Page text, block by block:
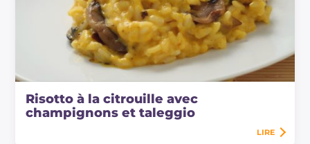
Risotto à la citrouille avec
champignons et taleggio
LIRE